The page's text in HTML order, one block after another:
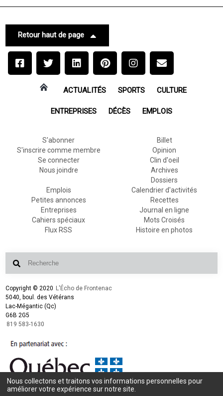
Retour haut de page
ACTUALITÉS SPORTS CULTURE
ENTREPRISES DÉCÈS EMPLOIS
S'abonner
S'inscrire comme membre
Se connecter
Nous joindre
Billet
Opinion
Clin d'oeil
Archives
Dossiers
Emplois
Petites annonces
Entreprises
Cahiers spéciaux
Flux RSS
Calendrier d'activités
Recettes
Journal en ligne
Mots Croisés
Histoire en photos
Copyright © 2020 L'Écho de Frontenac
5040, boul. des Vétérans
Lac-Mégantic (Qc)
G6B 2G5
819 583-1630
Conception et design :L'Écho de Frontenac
Nous collectons et traitons vos informations personnelles pour
améliorer votre expérience sur notre site.